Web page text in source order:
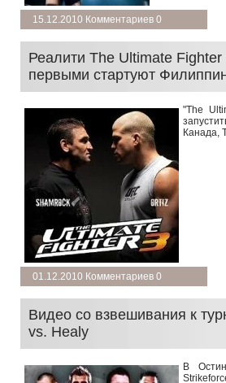
15.12.2010 Комментариев 0
Реалити The Ultimate
первыми стартуют
"The
Канада,
01.12.2010 Комментариев 0
Видео со взвешивания к
vs. Healy
В